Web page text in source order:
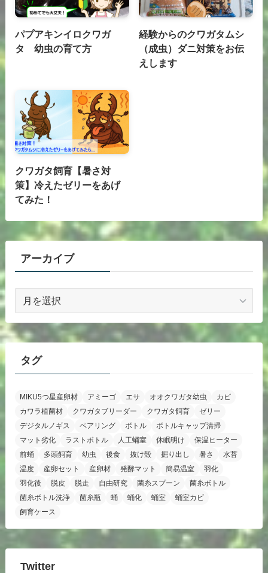
パプアキンイロクワガ
タ 幼虫の育て方
経験からのクワガタムシ
（成虫）ダニ対策をお伝
えします
クワガタ飼育【暑さ対
策】冷えたゼリーをあげ
てみた！
アーカイブ
カ
イ
タグ
MIKU5つ星産卵材 アミーゴ エサ オオクワガタ幼虫
カビ
カワラ植菌材
クワガタブリーダー クワガタ飼育
ゼリー
デジタルノギス
ペアリング ボトル
ボトルキャップ清掃
マット劣化
ラストボトル 人工蛹室 休眠明け
保温ヒーター
前蛹
多頭飼育 幼虫 後食 抜け殻 掘り出し 暑さ
水苔
温度
産卵セット 産卵材 発酵マット 簡易温室
羽化
羽化後
脱皮 脱走 自由研究 菌糸スプーン
菌糸ボトル
菌糸ボトル洗浄
菌糸瓶 蛹 蛹化 蛹室
蛹室カビ
飼育ケース
Twitter